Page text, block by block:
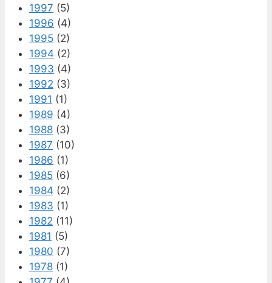
1997 (5)
1996 (4)
1995 (2)
1994 (2)
1993 (4)
1992 (3)
1991 (1)
1989 (4)
1988 (3)
1987 (10)
1986 (1)
1985 (6)
1984 (2)
1983 (1)
1982 (11)
1981 (5)
1980 (7)
1978 (1)